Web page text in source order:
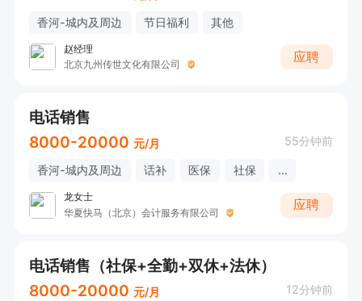
香河-城内及周边
节日福利 其他
赵经理
北京九州传世文化有限公司
应聘
电话销售
8000-20000 元/月 55分钟前
香河-城内及周边 话补 医保 社保 ...
龙女士
华夏快马（北京）会计服务有限公司
应聘
电话销售（社保+全勤+双休+法休）
8000-20000 元/月 12分钟前